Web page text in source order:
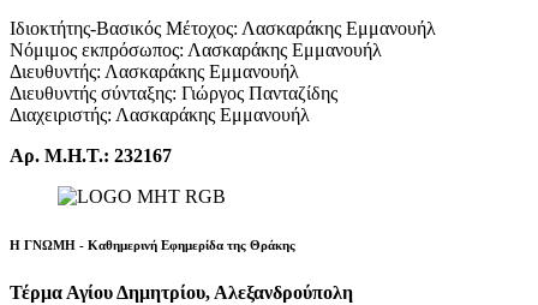
Ιδιοκτήτης-Βασικός Μέτοχος: Λασκαράκης Εμμανουήλ
Νόμιμος εκπρόσωπος: Λασκαράκης Εμμανουήλ
Διευθυντής: Λασκαράκης Εμμανουήλ
Διευθυντής σύνταξης: Γιώργος Πανταζίδης
Διαχειριστής: Λασκαράκης Εμμανουήλ
Αρ. Μ.Η.Τ.: 232167
Η ΓΝΩΜΗ - Καθημερινή Εφημερίδα της Θράκης
Τέρμα Αγίου Δημητρίου, Αλεξανδρούπολη